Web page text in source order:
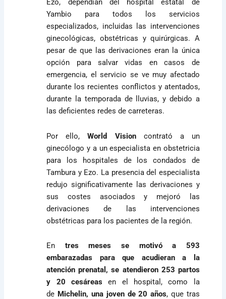
Ezo, dependían del hospital estatal de
Yambio para todos los servicios
especializados, incluidas las intervenciones
ginecológicas, obstétricas y quirúrgicas. A
pesar de que las derivaciones eran la única
opción para salvar vidas en casos de
emergencia, el servicio se ve muy afectado
durante los recientes conflictos y atentados,
durante la temporada de lluvias, y debido a
las deficientes redes de carreteras.
Por ello, World Vision contrató a un
ginecólogo y a un especialista en obstetricia
para los hospitales de los condados de
Tambura y Ezo. La presencia del especialista
redujo significativamente las derivaciones y
sus costes asociados y mejoró las
derivaciones de las intervenciones
obstétricas para los pacientes de la región.
En tres meses se motivó a 593
embarazadas para que acudieran a la
atención prenatal, se atendieron 253 partos
y 20 cesáreas en el hospital, como la
de Michelin, una joven de 20 años, que tras